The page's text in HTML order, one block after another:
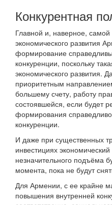
Конкурентная
Главной и, наверное, самой
экономического развития
формирование
конкуренции, поскольку
экономического развития.
приоритетным
большему счету, работу
состоявшейся, если будет
формирования
конкуренции.
И даже при существенных
инвестициях
незначительного подъёма
момента, пока не будут
Для Армении, с ее крайне
повышения внутренней